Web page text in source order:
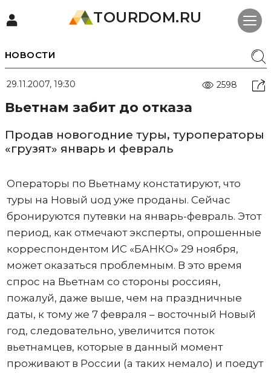
TOURDOM.RU
НОВОСТИ
29.11.2007, 19:30 2598
Вьетнам забит до отказа
Продав новогодние туры, туроператоры
«грузят» январь и февраль
Операторы по Вьетнаму констатируют, что
туры на Новый uод уже проданы. Сейчас
бронируются путевки на январь-февраль. Этот
период, как отмечают эксперты, опрошенные
корреспондентом ИС «БАНКО» 29 ноября,
может оказаться проблемным. В это время
спрос на Вьетнам со стороны россиян,
пожалуй, даже выше, чем на праздничные
даты, к тому же 7 февраля – восточный Новый
год, следовательно, увеличится поток
вьетнамцев, которые в данный момент
проживают в России (а таких немало) и поедут